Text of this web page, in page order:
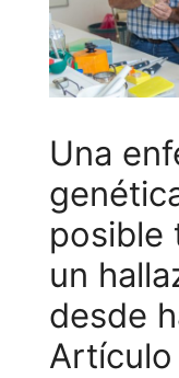
Una
posible
un
desde